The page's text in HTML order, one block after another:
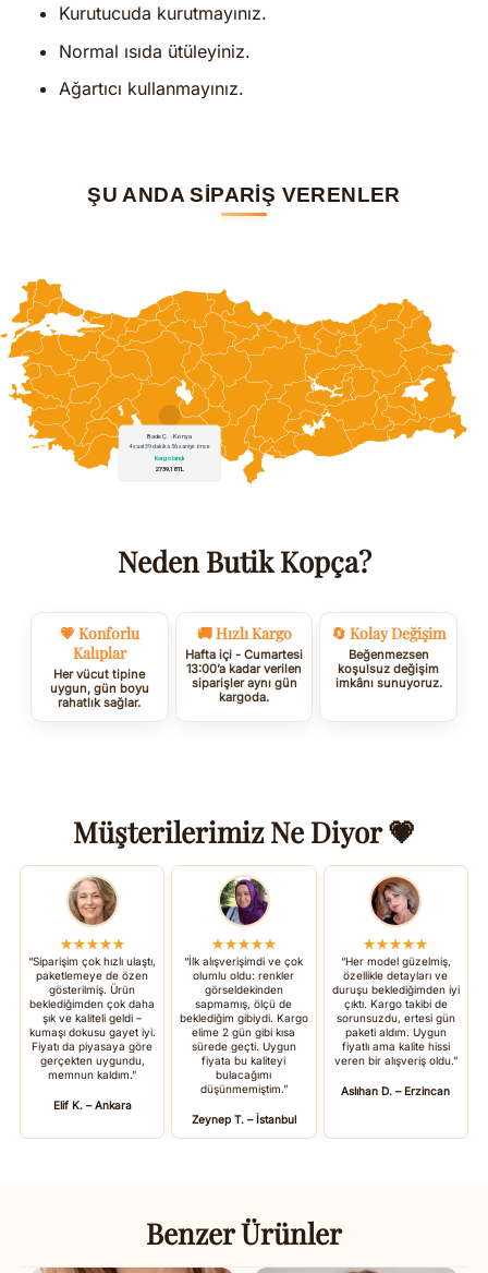
Kurutucuda kurutmayınız.
Normal ısıda ütüleyiniz.
Ağartıcı kullanmayınız.
ŞU ANDA SİPARİŞ VERENLER
Neden Butik Kopça?
💗 Konforlu
Kalıplar
Her vücut tipine
uygun, gün boyu
rahatlık sağlar.
🚚 Hızlı Kargo
Hafta içi - Cumartesi
13:00’a kadar verilen
siparişler aynı gün
kargoda.
🔄 Kolay Değişim
Beğenmezsen
koşulsuz değişim
imkânı sunuyoruz.
Müşterilerimiz Ne Diyor 💗
★★★★★
“Siparişim çok hızlı ulaştı,
paketlemeye de özen
gösterilmiş. Ürün
beklediğimden çok daha
şık ve kaliteli geldi –
kumaşı dokusu gayet iyi.
Fiyatı da piyasaya göre
gerçekten uygundu,
memnun kaldım.”
Elif K. – Ankara
★★★★★
“İlk alışverişimdi ve çok
olumlu oldu: renkler
görseldekinden
sapmamış, ölçü de
beklediğim gibiydi. Kargo
elime 2 gün gibi kısa
sürede geçti. Uygun
fiyata bu kaliteyi
bulacağımı
düşünmemiştim.”
Zeynep T. – İstanbul
★★★★★
“Her model güzelmiş,
özellikle detayları ve
duruşu beklediğimden iyi
çıktı. Kargo takibi de
sorunsuzdu, ertesi gün
paketi aldım. Uygun
fiyatlı ama kalite hissi
veren bir alışveriş oldu.”
Aslıhan D. – Erzincan
Benzer Ürünler